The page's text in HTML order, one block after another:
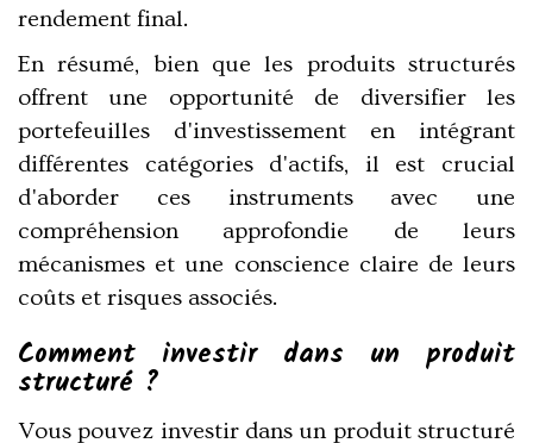
rendement final.
En résumé, bien que les produits structurés
offrent une opportunité de diversifier les
portefeuilles d'investissement en intégrant
différentes catégories d'actifs, il est crucial
d'aborder ces instruments avec une
compréhension approfondie de leurs
mécanismes et une conscience claire de leurs
coûts et risques associés.
Comment investir dans un produit
structuré ?
Vous pouvez investir dans un produit structuré